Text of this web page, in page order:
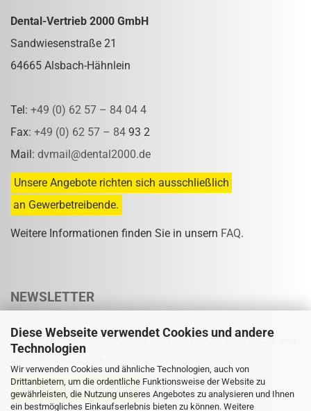
Diese Webseite verwendet Cookies und andere
Technologien
Wir verwenden Cookies und ähnliche Technologien, auch von
Drittanbietern, um die ordentliche Funktionsweise der Website zu
gewährleisten, die Nutzung unseres Angebotes zu analysieren und Ihnen
ein bestmögliches Einkaufserlebnis bieten zu können. Weitere
Dental-Vertrieb 2000 GmbH
Sandwiesenstraße 21
64665 Alsbach-Hähnlein
Tel: +49 (0) 62 57 – 84 04 4
Fax: +49 (0) 62 57 – 84 93 2
Mail: dvmail@dental2000.de
Unsere Angebote richten sich ausschließlich
an Gewerbetreibende.
Weitere Informationen finden Sie in unsern FAQ.
NEWSLETTER
Abonnieren Sie unseren Newsletter und verpassen Sie keine Rabatt- oder
Sonderpreisaktion mehr.